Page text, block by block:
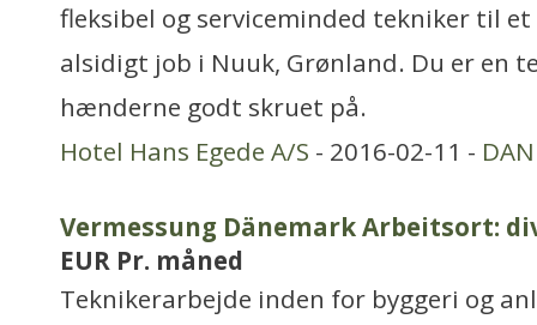
fleksibel og serviceminded tekniker til
alsidigt job i Nuuk, Grønland. Du er en
hænderne godt skruet på.
Hotel Hans Egede A/S - 2016-02-11 -
Vermessung Dänemark Arbeitsort:
EUR Pr. måned
Teknikerarbejde inden for byggeri og